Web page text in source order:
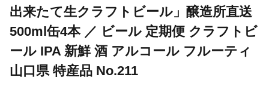
出来たて生クラフトビール」醸造所直送
500ml缶4本 ／ ビール 定期便 クラフトビ
ール IPA 新鮮 酒 アルコール フルーティ
山口県 特産品 No.211